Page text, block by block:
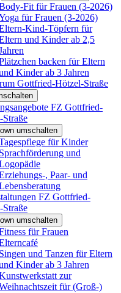
Fit für Frauen (3-2026)
für Frauen (3-2026)
Kind-Töpfern für
und Kinder ab 2,5
backen für Eltern
Kinder ab 3 Jahren
Gottfried-Hötzel-Straße
FZ Gottfried-
umschalten
für Kinder
Sprachförderung und
, Paar- und
FZ Gottfried-
umschalten
für Frauen
Singen und Tanzen für Eltern
Kinder ab 3 Jahren
zur
für (Groß-)